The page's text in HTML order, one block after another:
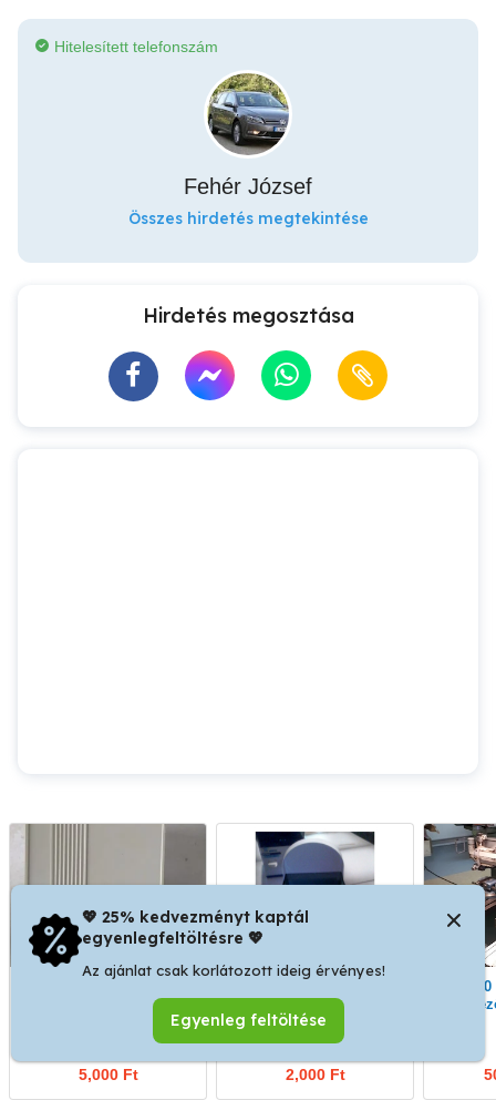
Hitelesített telefonszám
Fehér József
Összes hirdetés megtekintése
Hirdetés megosztása
5,000 Ft
Győr
2,000 Ft
💖 25% kedvezményt kaptál
egyenlegfeltöltésre 💖
Az ajánlat csak korlátozott ideig érvényes!
Egyenleg feltöltése